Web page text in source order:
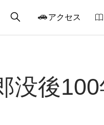
アクセス
没後